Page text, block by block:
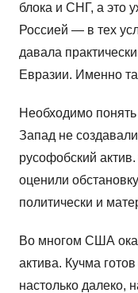
блока и СНГ, а это
Россией — в тех
давала
Евразии. Именно
Необходимо
Запад не
русофобский
оценили
политически и
Во многом США
актива. Кучма
настолько далеко,